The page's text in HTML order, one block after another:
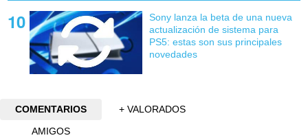
Sony lanza la beta de una nueva
actualización de sistema para
PS5: estas son sus principales
novedades
COMENTARIOS
+ VALORADOS
AMIGOS